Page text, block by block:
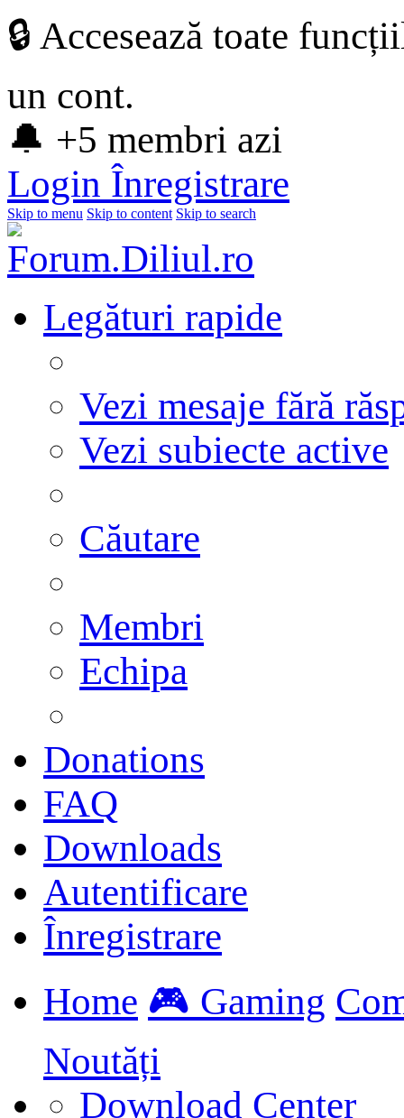
🔒 Accesează toate
un cont.
🔔 +5 membri azi
Login Înregistrare
Skip to menu Skip to content Skip to search
Legături rapide
Vezi mesaje fără
Vezi subiecte active
Căutare
Membri
Echipa
Donations
FAQ
Downloads
Autentificare
Înregistrare
Home 🎮 Gaming
Noutăți
Download Center